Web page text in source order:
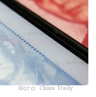
Фото: China Daily